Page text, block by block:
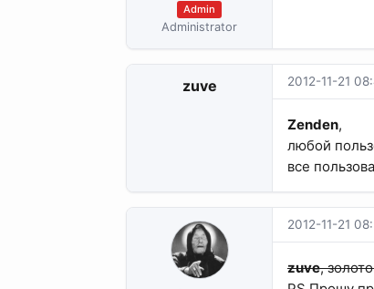
Admin
Administrator
zuve 2012-11-21
Zenden,
любой
все
2012-11-21
zuve,